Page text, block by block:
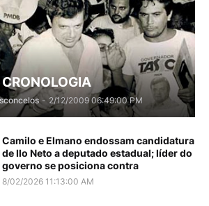
- 2/12/2009 06:49:00 PM
Camilo e Elmano endossam candidatura
de Ilo Neto a deputado estadual; líder do
governo se posiciona contra
8/02/2026 11:13:00 AM